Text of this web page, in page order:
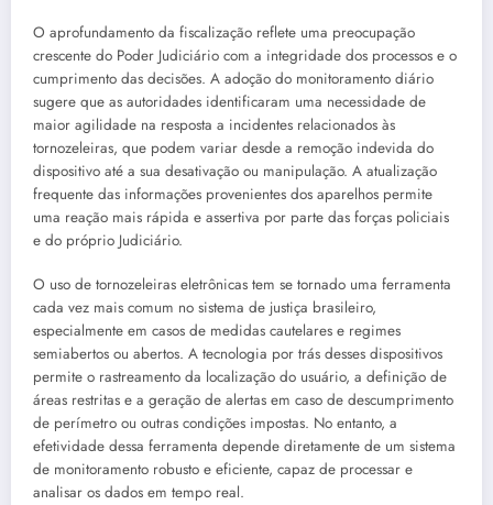
O aprofundamento da fiscalização reflete uma preocupação
crescente do Poder Judiciário com a integridade dos processos e o
cumprimento das decisões. A adoção do monitoramento diário
sugere que as autoridades identificaram uma necessidade de
maior agilidade na resposta a incidentes relacionados às
tornozeleiras, que podem variar desde a remoção indevida do
dispositivo até a sua desativação ou manipulação. A atualização
frequente das informações provenientes dos aparelhos permite
uma reação mais rápida e assertiva por parte das forças policiais
e do próprio Judiciário.
O uso de tornozeleiras eletrônicas tem se tornado uma ferramenta
cada vez mais comum no sistema de justiça brasileiro,
especialmente em casos de medidas cautelares e regimes
semiabertos ou abertos. A tecnologia por trás desses dispositivos
permite o rastreamento da localização do usuário, a definição de
áreas restritas e a geração de alertas em caso de descumprimento
de perímetro ou outras condições impostas. No entanto, a
efetividade dessa ferramenta depende diretamente de um sistema
de monitoramento robusto e eficiente, capaz de processar e
analisar os dados em tempo real.